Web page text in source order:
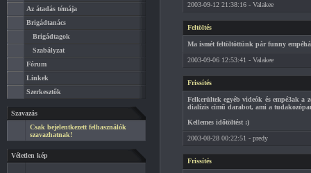
Az átadás témája
Brigádtanács
Brigádtagok
Szabályzat
Fórum
Linkek
Szerkesztők
Szavazás
Csak bejelentkezett felhasználók
szavazhatnak!
Véletlen kép
2003-09-12 21:38:16 - Valakee
Feltöltés
Ma ismét feltöltöttünk pár funny
2003-09-06 12:53:41 - Valakee
Frissítés
Felkerültek egyéb videók és empé3ak
dialízis című darabot, ami a
Kellemes időtöltést :)
2003-08-28 00:22:51 - predy
Frissítés